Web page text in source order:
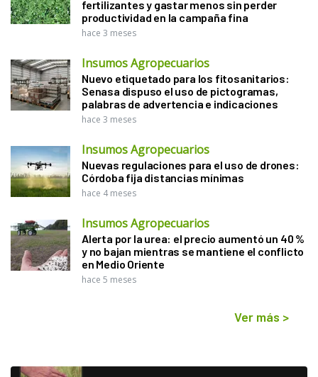
fertilizantes y gastar menos sin perder
productividad en la campaña fina
hace 3 meses
Insumos Agropecuarios
Nuevo etiquetado para los fitosanitarios:
Senasa dispuso el uso de pictogramas,
palabras de advertencia e indicaciones
hace 3 meses
Insumos Agropecuarios
Nuevas regulaciones para el uso de drones:
Córdoba fija distancias mínimas
hace 4 meses
Insumos Agropecuarios
Alerta por la urea: el precio aumentó un 40 %
y no bajan mientras se mantiene el conflicto
en Medio Oriente
hace 5 meses
Ver más >